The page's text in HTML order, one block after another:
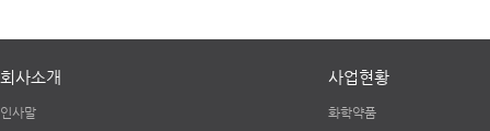
회사소개
인사말
사업현황
화학약품